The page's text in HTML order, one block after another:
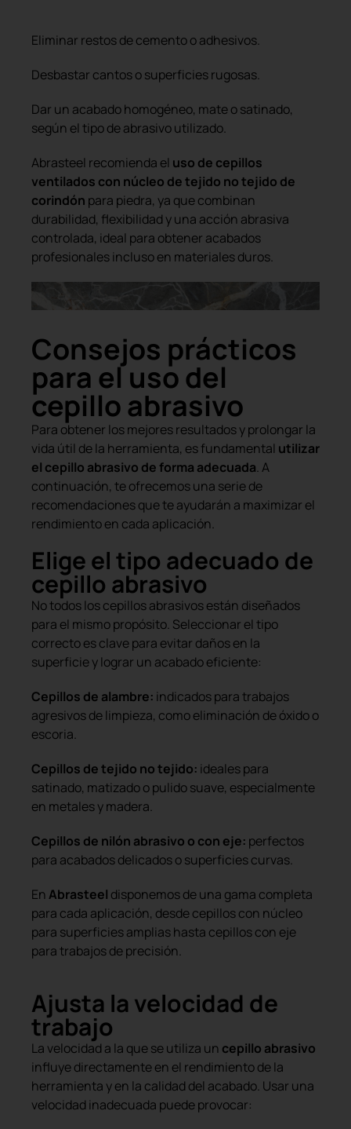
Eliminar restos de cemento o adhesivos.
Desbastar cantos o superficies rugosas.
Dar un acabado homogéneo, mate o satinado,
según el tipo de abrasivo utilizado.
Abrasteel recomienda el uso de cepillos
ventilados con núcleo de tejido no tejido de
corindón para piedra, ya que combinan
durabilidad, flexibilidad y una acción abrasiva
controlada, ideal para obtener acabados
profesionales incluso en materiales duros.
Consejos prácticos
para el uso del
cepillo abrasivo
Para obtener los mejores resultados y prolongar la
vida útil de la herramienta, es fundamental utilizar
el cepillo abrasivo de forma adecuada. A
continuación, te ofrecemos una serie de
recomendaciones que te ayudarán a maximizar el
rendimiento en cada aplicación.
Elige el tipo adecuado de
cepillo abrasivo
No todos los cepillos abrasivos están diseñados
para el mismo propósito. Seleccionar el tipo
correcto es clave para evitar daños en la
superficie y lograr un acabado eficiente:
Cepillos de alambre: indicados para trabajos
agresivos de limpieza, como eliminación de óxido o
escoria.
Cepillos de tejido no tejido: ideales para
satinado, matizado o pulido suave, especialmente
en metales y madera.
Cepillos de nilón abrasivo o con eje: perfectos
para acabados delicados o superficies curvas.
EnAbrasteel disponemos de una gama completa
para cada aplicación, desde cepillos con núcleo
para superficies amplias hasta cepillos con eje
para trabajos de precisión.
Ajusta la velocidad de
trabajo
La velocidad a la que se utiliza un cepillo abrasivo
influye directamente en el rendimiento de la
herramienta y en la calidad del acabado. Usar una
velocidad inadecuada puede provocar: